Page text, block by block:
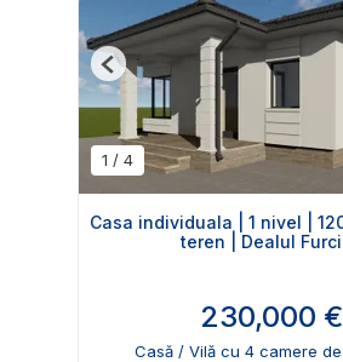
1 / 4
Previous
Casa individuala | 1 nivel |
teren | Dealul
230,000 €
Casă / Vilă cu 4 camere